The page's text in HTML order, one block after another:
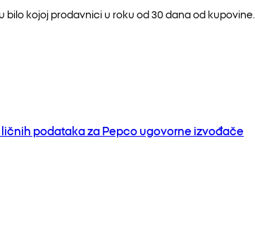
bilo kojoj prodavnici u roku od 30 dana od kupovine.
podataka za Pepco ugovorne izvođače